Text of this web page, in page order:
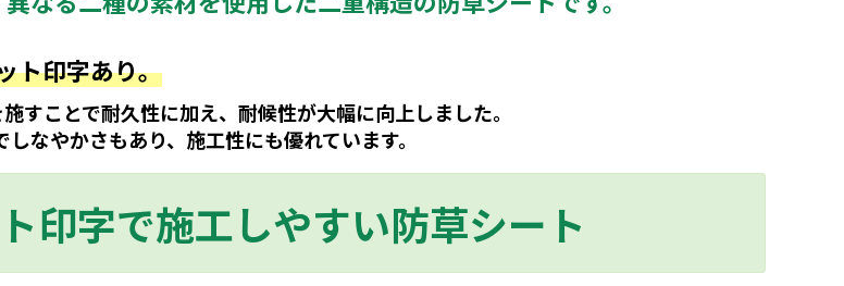
ト印字あり。
すことで耐久性に加え、耐候性が大幅に向上しました。
なやかさもあり、施工性にも優れています。
印字で施工しやすい防草シート